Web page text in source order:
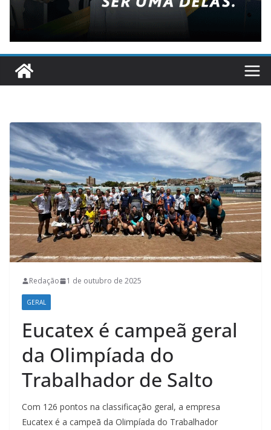
Redação 1 de outubro de 2025
GERAL
Eucatex é campeã geral
da Olimpíada do
Trabalhador de Salto
Com 126 pontos na classificação geral, a empresa
Eucatex é a campeã da Olimpíada do Trabalhador